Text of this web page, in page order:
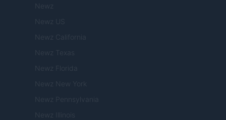
Newz
Newz US
Newz California
Newz Texas
Newz Florida
Newz New York
Newz Pennsylvania
Newz Illinois